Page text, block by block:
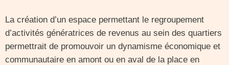
La création d’un espace permettant le regroupement
d’activités génératrices de revenus au sein des quartiers
permettrait de promouvoir un dynamisme économique et
communautaire en amont ou en aval de la place en